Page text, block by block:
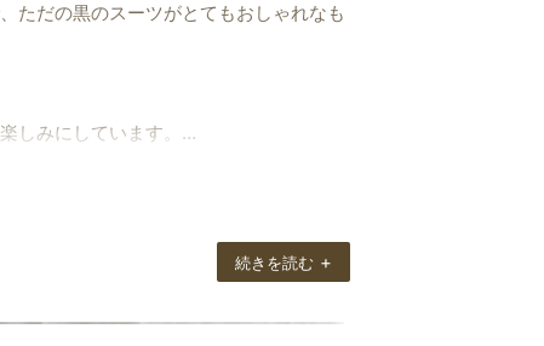
ただの黒のスーツがとてもおしゃれなも
しみにしています。
続きを読む +